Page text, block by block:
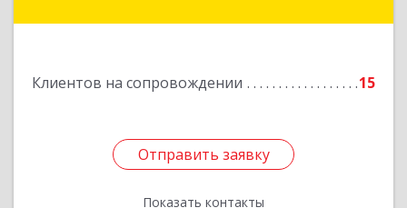
Клиентов на сопровождении 15
Отправить заявку
Показать контакты
Отправить заявку
Назад